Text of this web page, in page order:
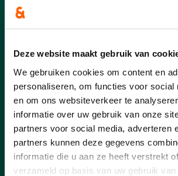
Deze website maakt gebruik van
We gebruiken cookies om content en
personaliseren, om functies voor social
en om ons websiteverkeer te
informatie over uw gebruik van onze
partners voor social media, adverteren
partners kunnen deze gegevens
informatie die u aan ze heeft verstrekt
verzameld op basis van uw gebruik
Geistingen 36, van 17
basisschool
Nelisveld 5, Kinrooi, van
26 juni Kessenich
Kerkstraat 6, Kessenich, van
3 juli Ophoven
De Belder 19, Ophoven, van